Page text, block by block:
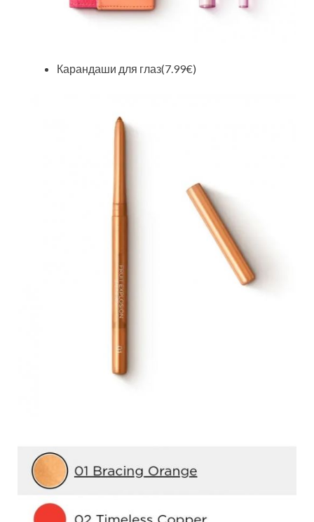
Карандаши для глаз(7.99€)